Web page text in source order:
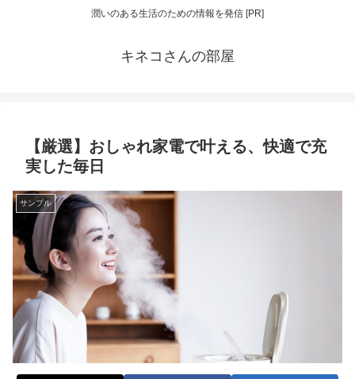
潤いのある生活のための情報を発信 [PR]
キネコさんの部屋
【厳選】おしゃれ家電で叶える、快適で充
実した毎日
サンプル